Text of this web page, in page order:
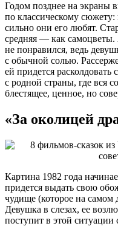
Годом позднее на экраны
по классическому сюжету:
сильно они его любят.
средняя — как
не понравился, ведь
с обычной солью.
ей придется расколдовать
с родной страны, где вся
блестящее, ценное, но
«За околицей
Картина 1982 года
придется выдать свою
чудище (которое на самом
Девушка в слезах, ее
поступит в этой ситуации